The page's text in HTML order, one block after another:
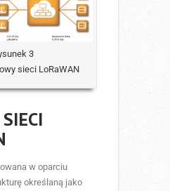
3
sieci LoRaWAN
w oparciu
określaną jako